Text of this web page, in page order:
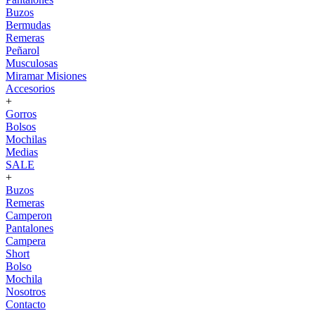
Buzos
Bermudas
Remeras
Peñarol
Musculosas
Miramar Misiones
Accesorios
+
Gorros
Bolsos
Mochilas
Medias
SALE
+
Buzos
Remeras
Camperon
Pantalones
Campera
Short
Bolso
Mochila
Nosotros
Contacto